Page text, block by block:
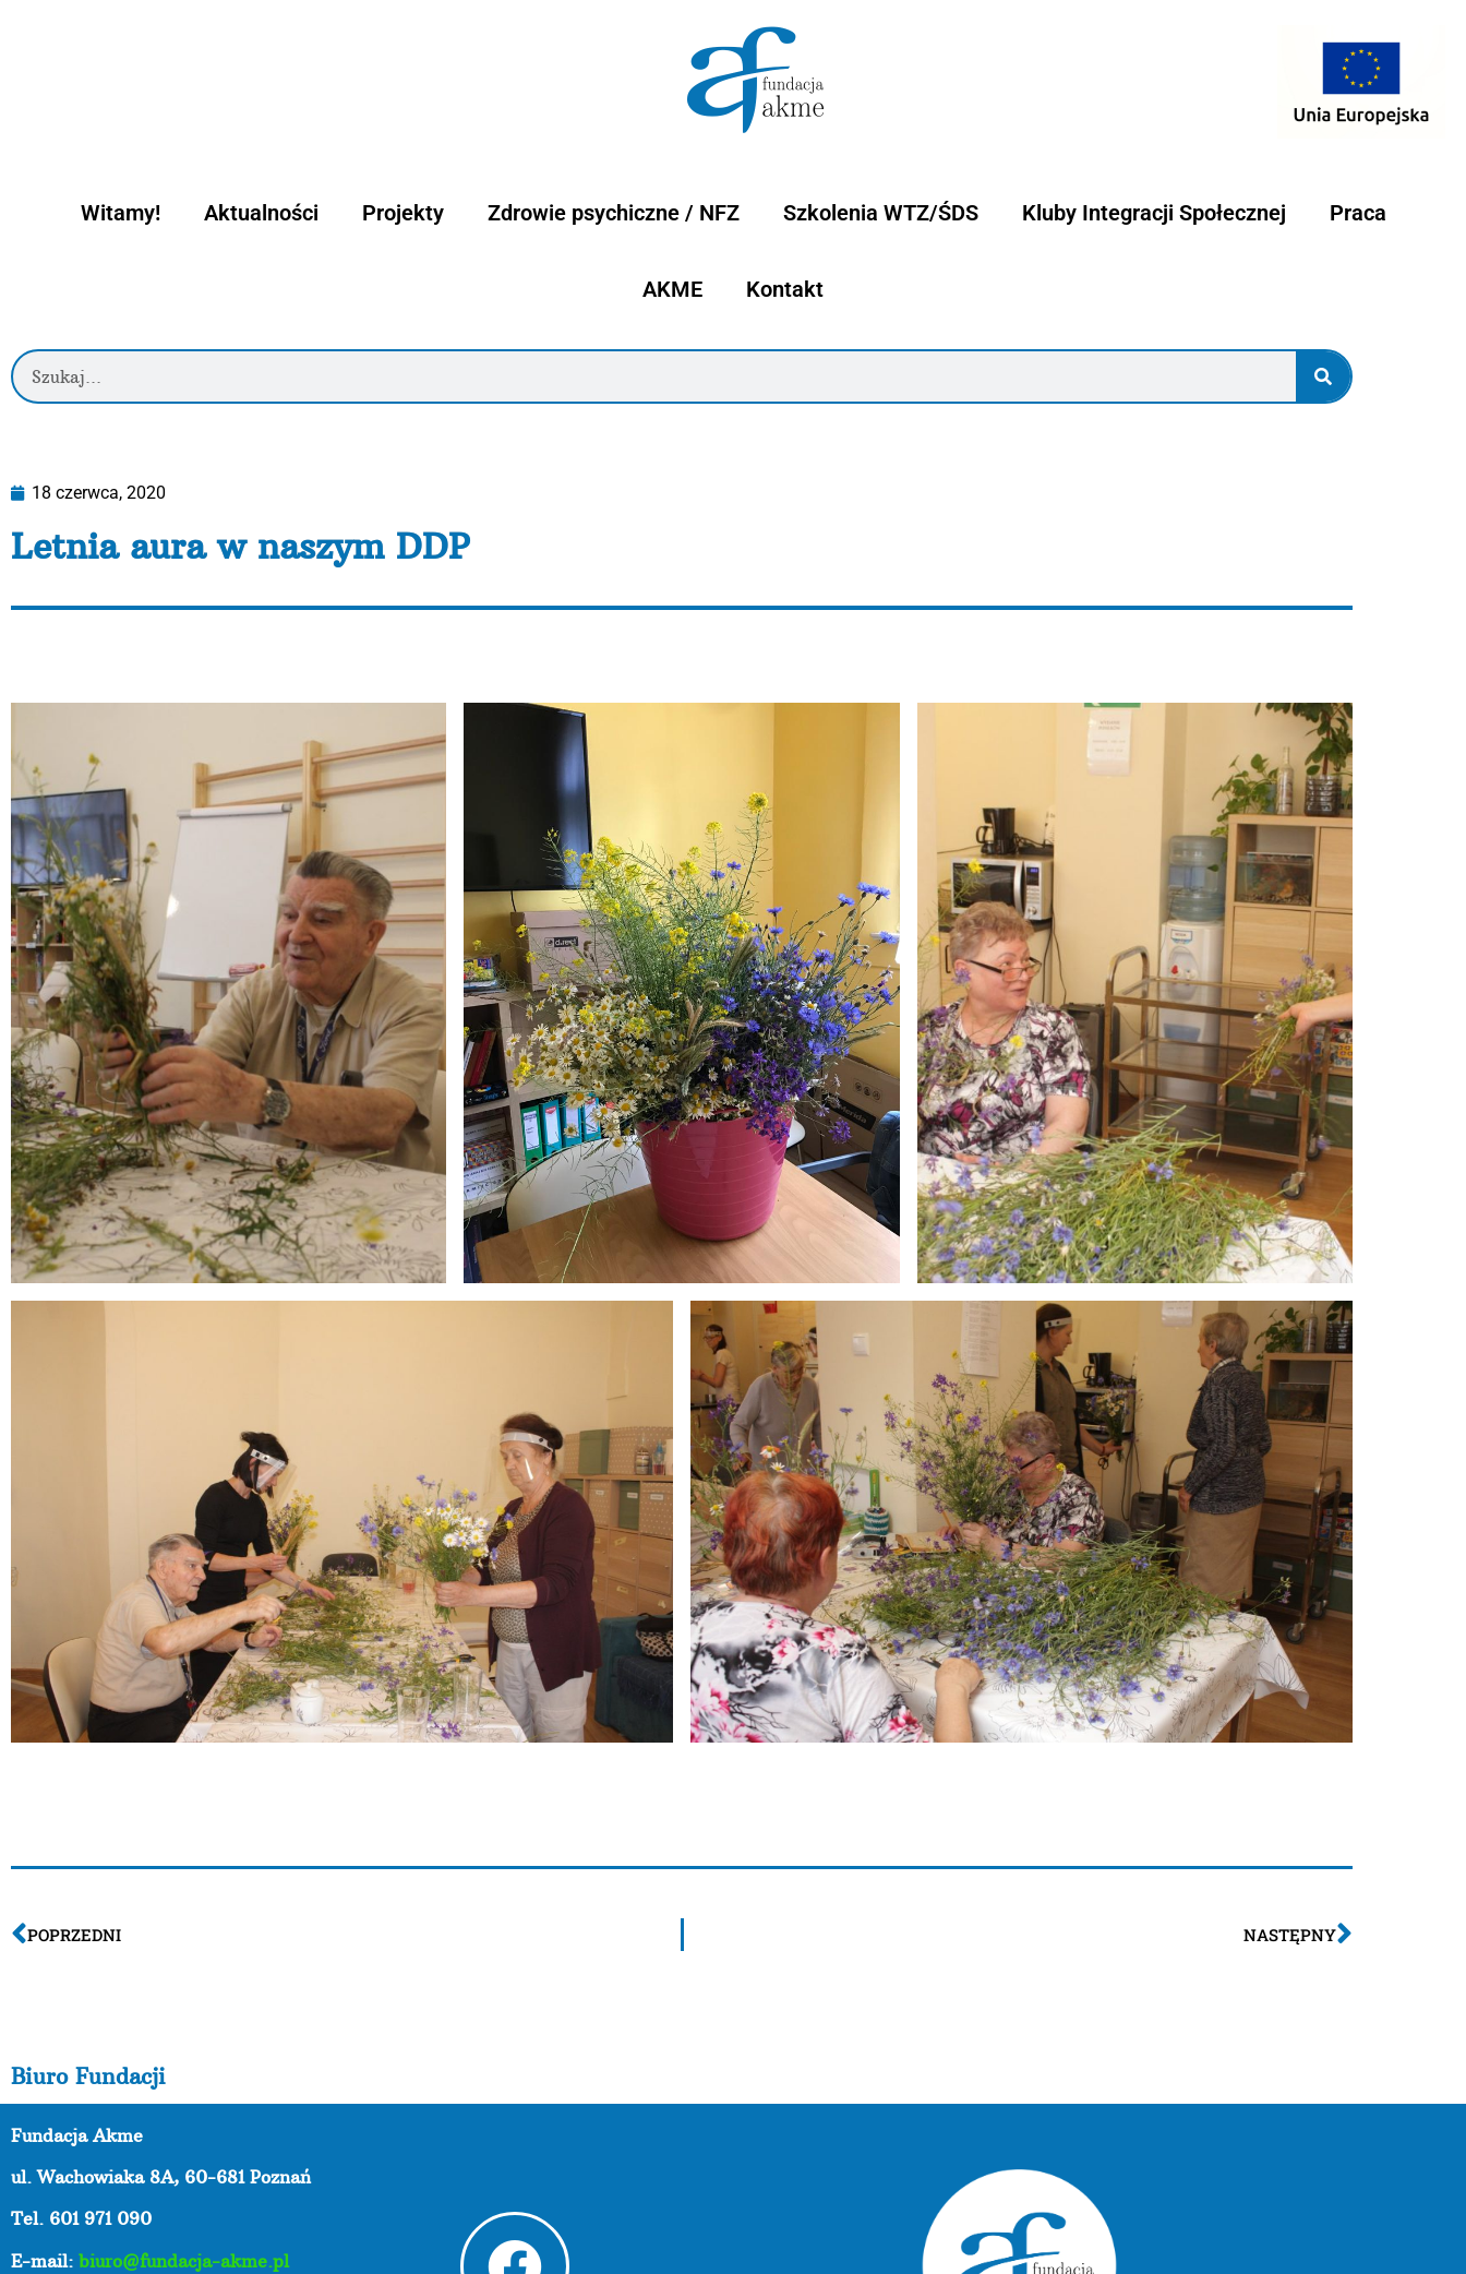
Witamy! Aktualności Projekty Zdrowie psychiczne / NFZ Szkolenia WTZ/ŚDS Kluby Integracji Społecznej Praca
AKME Kontakt
18 czerwca, 2020
Letnia aura w naszym DDP
POPRZEDNI NASTĘPNY
Biuro Fundacji
Fundacja Akme
ul. Wachowiaka 8A, 60-681 Poznań
Tel. 601 971 090
E-mail: biuro@fundacja-akme.pl